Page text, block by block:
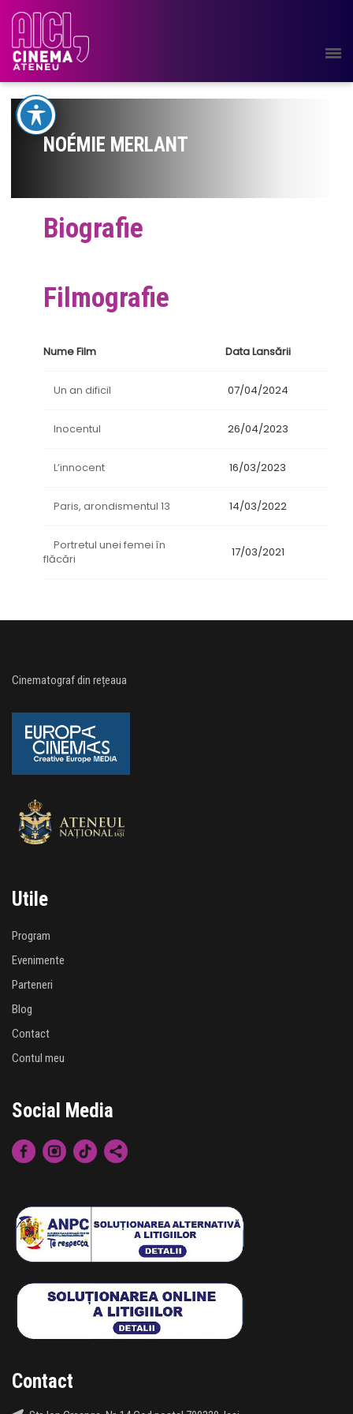
NOÉMIE MERLANT
Biografie
Filmografie
Nume Film Data Lansării
Un an dificil 07/04/2024
Inocentul 26/04/2023
L’innocent 16/03/2023
Paris, arondismentul 13 14/03/2022
Portretul unei femei în
flăcări
17/03/2021
Cinematograf din rețeaua
Utile
Program
Evenimente
Parteneri
Blog
Contact
Contul meu
Social Media
Contact